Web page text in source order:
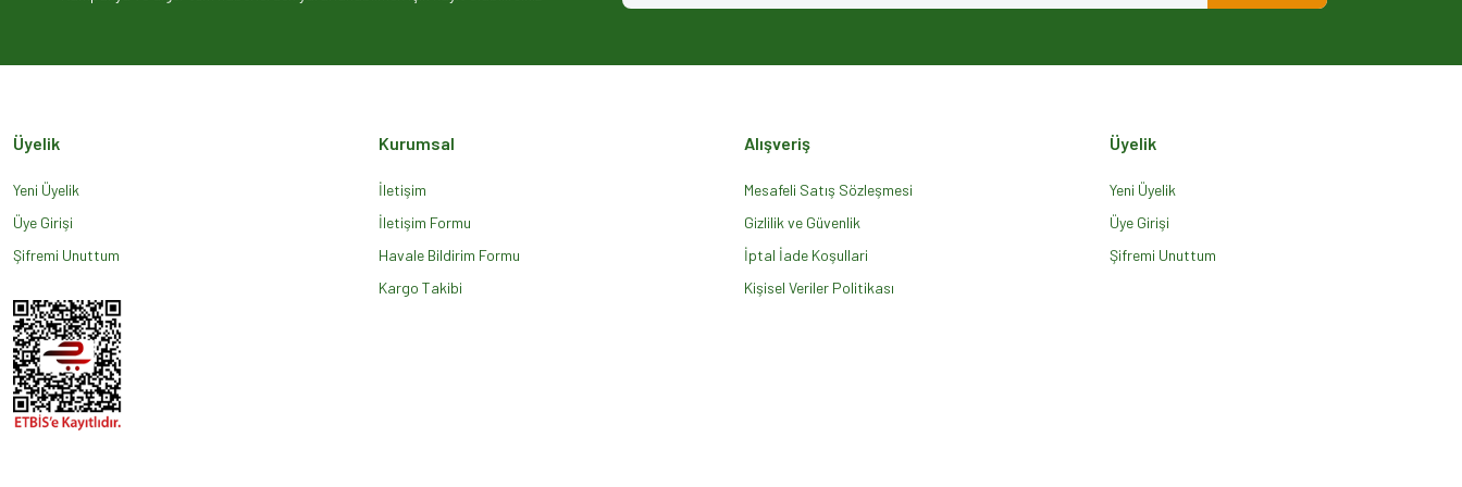
Ürün açıklamasında eksik bilgiler bulunuyor.
Gönder
Üyelik
Yeni Üyelik
Üye Girişi
Şifremi Unuttum
Kurumsal
İletişim
İletişim Formu
Havale Bildirim Formu
Kargo Takibi
Alışveriş
Mesafeli Satış Sözleşmesi
Gizlilik ve Güvenlik
İptal İade Koşullari
Kişisel Veriler Politikası
Üyelik
Yeni Üyelik
Üye Girişi
Şifremi Unuttum